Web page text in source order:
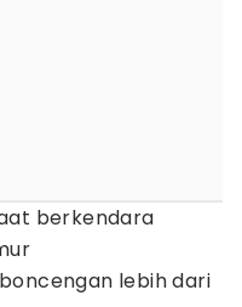
berkendara
lebih dari